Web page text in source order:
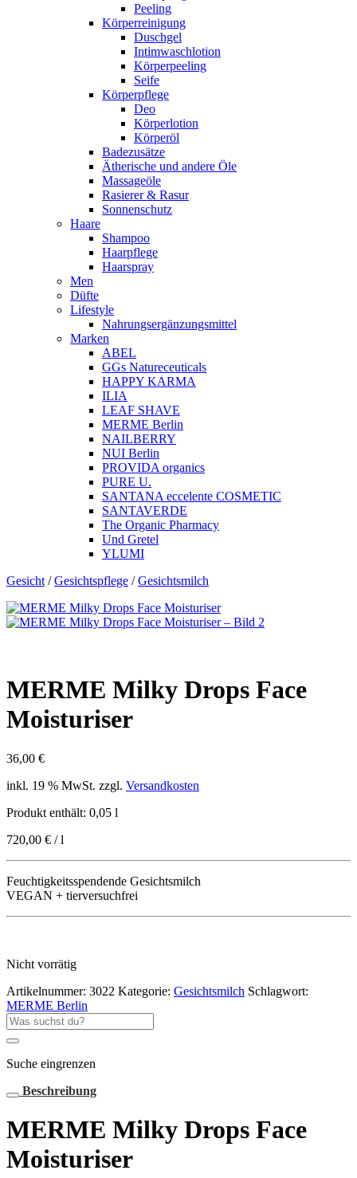
Peeling
Körperreinigung
Duschgel
Intimwaschlotion
Körperpeeling
Seife
Körperpflege
Deo
Körperlotion
Körperöl
Badezusätze
Ätherische und andere Öle
Massageöle
Rasierer & Rasur
Sonnenschutz
Haare
Shampoo
Haarpflege
Haarspray
Men
Düfte
Lifestyle
Nahrungsergänzungsmittel
Marken
ABEL
GGs Natureceuticals
HAPPY KARMA
ILIA
LEAF SHAVE
MERME Berlin
NAILBERRY
NUI Berlin
PROVIDA organics
PURE U.
SANTANA eccelente COSMETIC
SANTAVERDE
The Organic Pharmacy
Und Gretel
YLUMI
Gesicht / Gesichtspflege / Gesichtsmilch
MERME Milky Drops Face
Moisturiser
36,00 €
inkl. 19 % MwSt. zzgl. Versandkosten
Produkt enthält: 0,05 l
720,00 € /l
Feuchtigkeitsspendende Gesichtsmilch
VEGAN + tierversuchfrei
Nicht vorrätig
Artikelnummer: 3022 Kategorie: Gesichtsmilch Schlagwort:
MERME Berlin
Suche
nach:
Suche eingrenzen
Beschreibung
MERME Milky Drops Face
Moisturiser